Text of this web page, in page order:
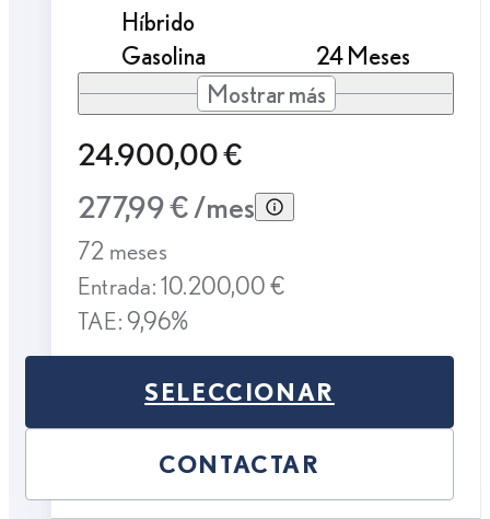
Híbrido
Gasolina
24 Meses
Mostrar más
24.900,00 €
277,99 € /mes
72 meses
Entrada: 10.200,00 €
TAE: 9,96%
SELECCIONAR
CONTACTAR